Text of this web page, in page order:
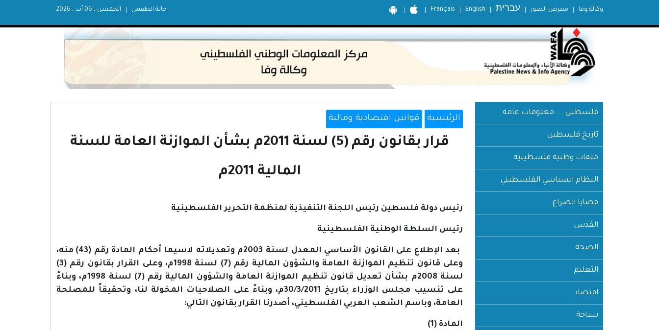
Français English עברית معرض الصور وكالة وفا الخميس ، 06 آب ، 2026 حالة الطقس
فلسطين ... معلومات عامة
تاريخ فلسطين
ملفات وطنية فلسطينية
النظام السياسي الفلسطيني
قضايا الصراع
القدس
الصحة
التعليم
اقتصاد
سياحة
الرئيسية قوانين اقتصادية ومالية
قرار بقانون رقم (5) لسنة 2011م بشأن الموازنة العامة للسنة
المالية 2011م
رئيس دولة فلسطين رئيس اللجنة التنفيذية لمنظمة التحرير الفلسطينية
رئيس السلطة الوطنية الفلسطينية
بعد الإطلاع على القانون الأساسي المعدل لسنة 2003م وتعديلاته لاسيما أحكام المادة رقم (43) منه،
وعلى قانون تنظيم الموازنة العامة والشؤون المالية رقم (7) لسنة 1998م، وعلى القرار بقانون رقم (3)
لسنة 2008م بشأن تعديل قانون تنظيم الموازنة العامة والشؤون المالية رقم (7) لسنة 1998م، وبناءً
على تنسيب مجلس الوزراء بتاريخ 30/3/2011م، وبناءً على الصلاحيات المخولة لنا، وتحقيقاً للمصلحة
العامة، وباسم الشعب العربي الفلسطيني، أصدرنا القرار بقانون التالي:
المادة (1)